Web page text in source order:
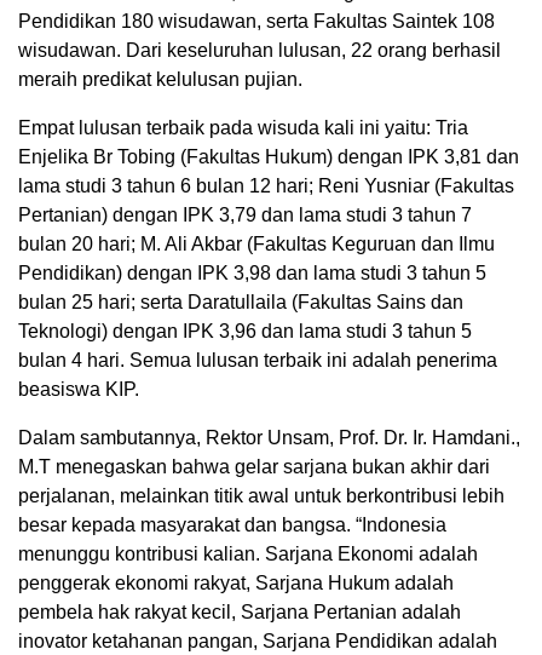
Pendidikan 180 wisudawan, serta Fakultas Saintek 108
wisudawan. Dari keseluruhan lulusan, 22 orang berhasil
meraih predikat kelulusan pujian.
Empat lulusan terbaik pada wisuda kali ini yaitu: Tria
Enjelika Br Tobing (Fakultas Hukum) dengan IPK 3,81 dan
lama studi 3 tahun 6 bulan 12 hari; Reni Yusniar (Fakultas
Pertanian) dengan IPK 3,79 dan lama studi 3 tahun 7
bulan 20 hari; M. Ali Akbar (Fakultas Keguruan dan Ilmu
Pendidikan) dengan IPK 3,98 dan lama studi 3 tahun 5
bulan 25 hari; serta Daratullaila (Fakultas Sains dan
Teknologi) dengan IPK 3,96 dan lama studi 3 tahun 5
bulan 4 hari. Semua lulusan terbaik ini adalah penerima
beasiswa KIP.
Dalam sambutannya, Rektor Unsam, Prof. Dr. Ir. Hamdani.,
M.T menegaskan bahwa gelar sarjana bukan akhir dari
perjalanan, melainkan titik awal untuk berkontribusi lebih
besar kepada masyarakat dan bangsa. “Indonesia
menunggu kontribusi kalian. Sarjana Ekonomi adalah
penggerak ekonomi rakyat, Sarjana Hukum adalah
pembela hak rakyat kecil, Sarjana Pertanian adalah
inovator ketahanan pangan, Sarjana Pendidikan adalah